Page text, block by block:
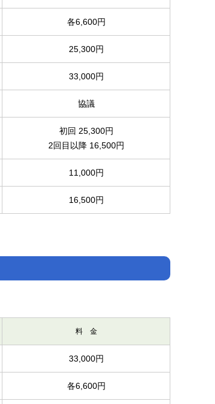
各6,600円
25,300円
33,000円
協議
初回 25,300円
2回目以降 16,500円
11,000円
16,500円
料 金
33,000円
各6,600円